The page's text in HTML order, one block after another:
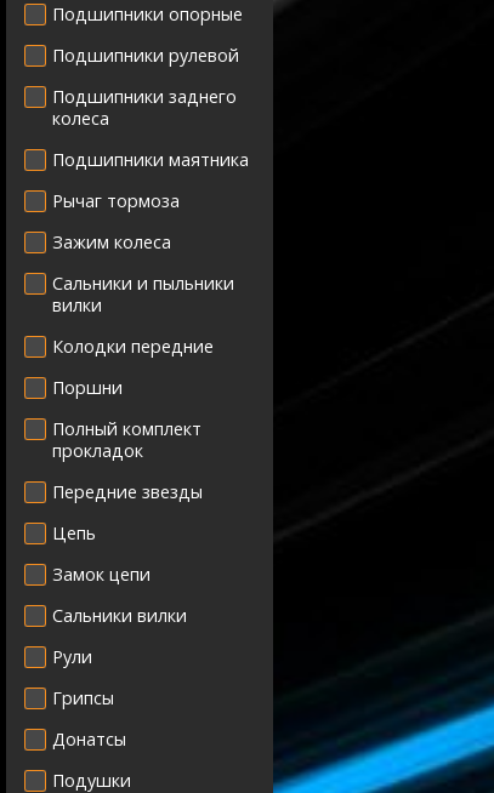
Подшипники опорные
Подшипники рулевой
Подшипники заднего
колеса
Подшипники маятника
Рычаг тормоза
Зажим колеса
Сальники и пыльники
вилки
Колодки передние
Поршни
Полный комплект
прокладок
Передние звезды
Цепь
Замок цепи
Сальники вилки
Рули
Грипсы
Донатсы
Подушки